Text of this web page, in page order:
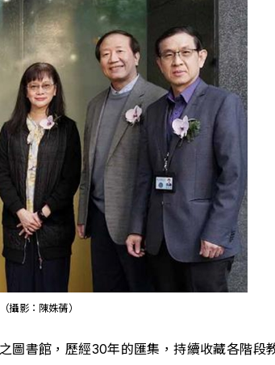
攝影：陳姝蒨）
圖書館，歷經30年的匯集，持續收藏各階